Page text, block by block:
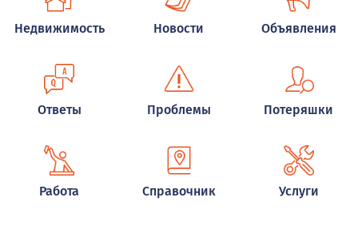
Недвижимость Новости Объявления
Ответы Проблемы Потеряшки
Работа Справочник Услуги